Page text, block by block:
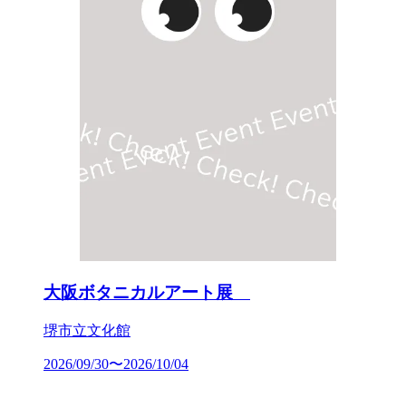
大阪ボタニカルアート展
堺市立文化館
2026/09/30〜2026/10/04